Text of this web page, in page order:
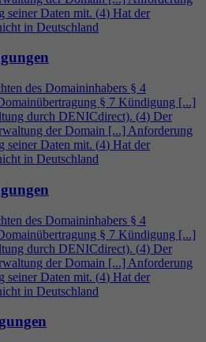
seiner Daten mit. (4) Hat der
in Deutschland
des Domaininhabers § 4
§ 7 Kündigung [...]
durch DENICdirect). (4) Der
der Domain [...] Anforderung
seiner Daten mit. (4) Hat der
in Deutschland
des Domaininhabers § 4
§ 7 Kündigung [...]
durch DENICdirect). (4) Der
der Domain [...] Anforderung
seiner Daten mit. (4) Hat der
in Deutschland